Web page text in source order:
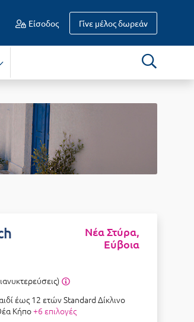
Είσοδος Γίνε μέλος δωρεάν
Νέα Στύρα,
Εύβοια
έως 12 ετώνStandard Δίκλινο
Κήπο+6 επιλογές